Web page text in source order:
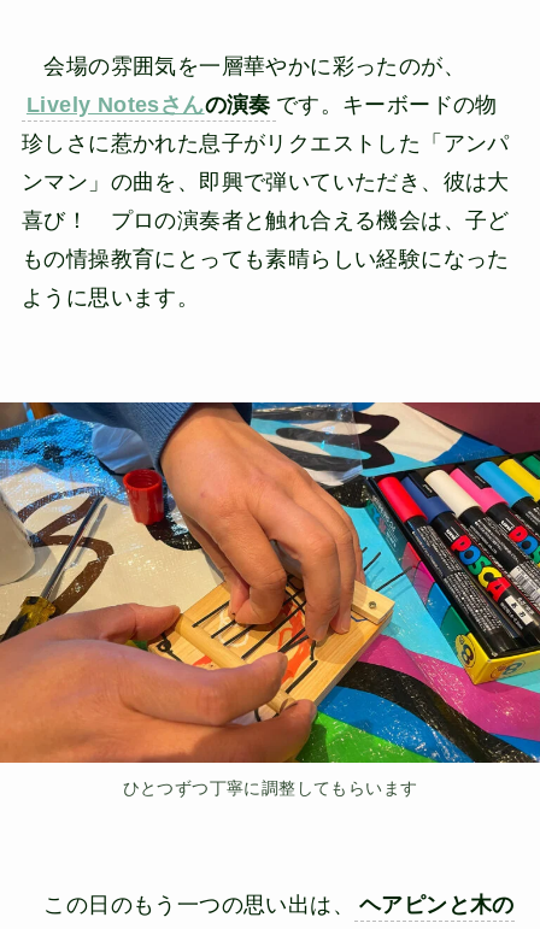
会場の雰囲気を一層華やかに彩ったのが、
Lively Notesさんの演奏 です。キーボードの物
珍しさに惹かれた息子がリクエストした「アンパ
ンマン」の曲を、即興で弾いていただき、彼は大
喜び！ プロの演奏者と触れ合える機会は、子ど
もの情操教育にとっても素晴らしい経験になった
ように思います。
ひとつずつ丁寧に調整してもらいます
この日のもう一つの思い出は、
ヘアピンと木の